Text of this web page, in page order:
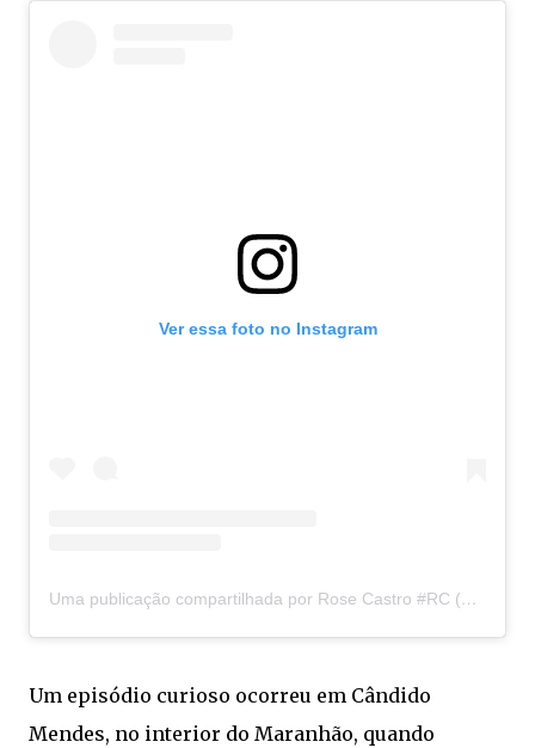
Ver essa foto no Instagram
Uma publicação compartilhada por Rose Castro #RC (@rosecastro_rc)
Um episódio curioso ocorreu em Cândido
Mendes, no interior do Maranhão, quando